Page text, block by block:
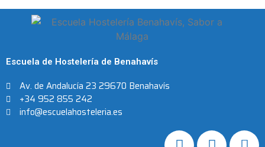
Escuela de Hostelería de Benahavís
Av. de Andalucía 23 29670 Benahavís
+34 952 855 242
info@escuelahosteleria.es